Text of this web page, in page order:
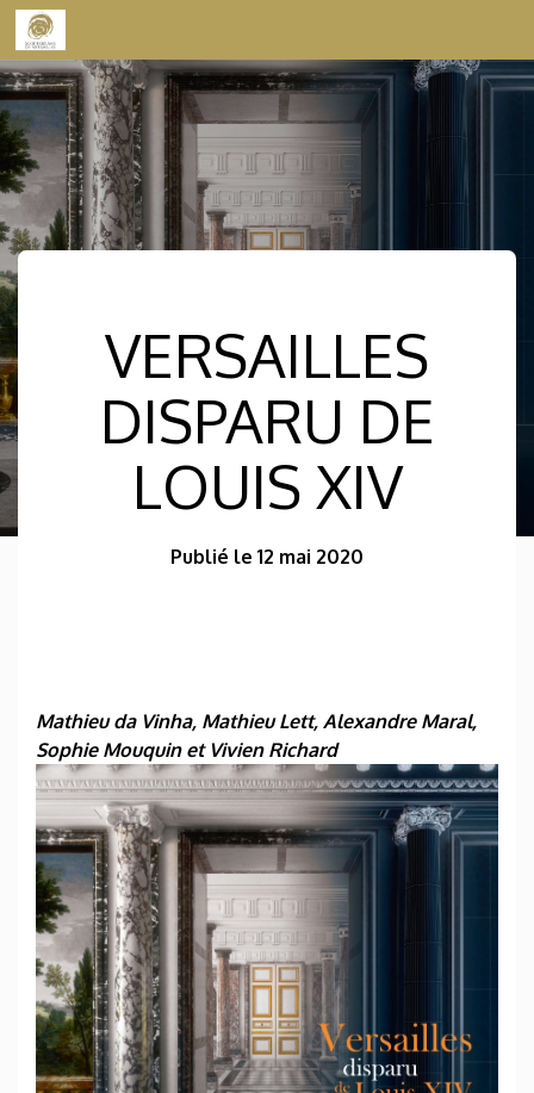
Skip to content
VERSAILLES
DISPARU DE
LOUIS XIV
Publié le 12 mai 2020
Mathieu da Vinha, Mathieu Lett, Alexandre Maral,
Sophie Mouquin et Vivien Richard